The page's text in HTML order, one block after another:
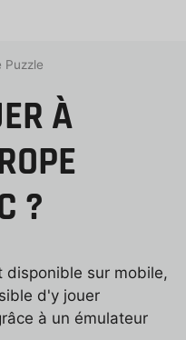
Puzzle
À
?
disponible sur mobile,
d'y jouer
à un émulateur